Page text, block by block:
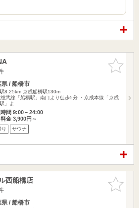
お気に入
りに追加
県 / 船橋市
8.25km 京成船橋駅130m
総武線「船橋駅」南口より徒歩5分 ・京成本線「京成
」よ…
間 9:00～24:00
料金 3,900円～
り サウナ
お気に入
りに追加
西船橋店
県 / 船橋市